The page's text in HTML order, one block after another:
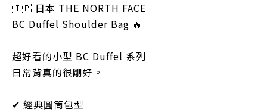
🇯🇵 日本 THE NORTH FACE
BC Duffel Shoulder Bag 🔥
超好看的小型 BC Duffel 系列
日常背真的很剛好。
✔ 經典圓筒包型